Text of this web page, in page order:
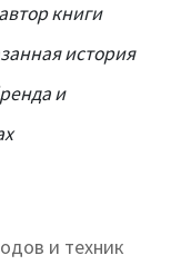
книги
история
и
и техник